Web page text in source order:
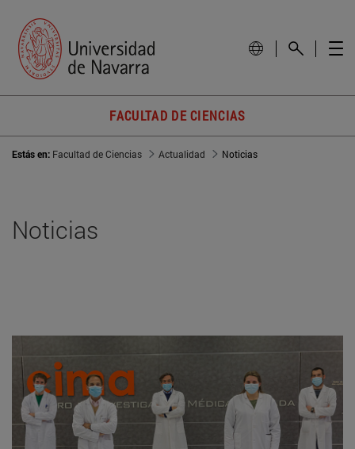
FACULTAD DE CIENCIAS
Estás en: Facultad de Ciencias Actualidad Noticias
Noticias